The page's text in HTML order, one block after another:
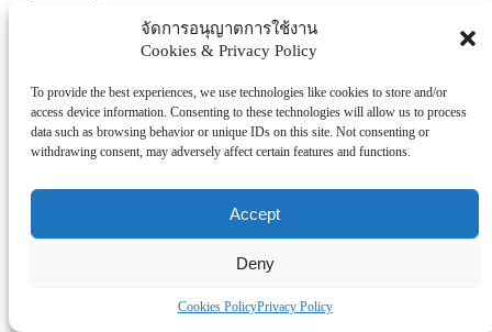
จัดการอนุญาตการใช้งาน
Cookies & Privacy Policy
To provide the best experiences, we use technologies like cookies to store and/or
access device information. Consenting to these technologies will allow us to process
data such as browsing behavior or unique IDs on this site. Not consenting or
withdrawing consent, may adversely affect certain features and functions.
Accept
Deny
Cookies PolicyPrivacy Policy
Thaiworldtoday
Uncategorized
ธุรกิจ/ประกัน/การเงิน
บันเทิง/กีฬา
ภาครัฐ/ราชการ
ยานยนต์
โรงพยบาล/สุขภาพ/ความงาม
โรงแรม/ท่องเที่ยว/อาหาร